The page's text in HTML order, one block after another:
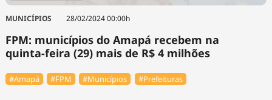
MUNICÍPIOS 28/02/2024 00:00h
FPM: municípios do Amapá recebem na
quinta-feira (29) mais de R$ 4 milhões
#Amapá #FPM #Municípios #Prefeituras